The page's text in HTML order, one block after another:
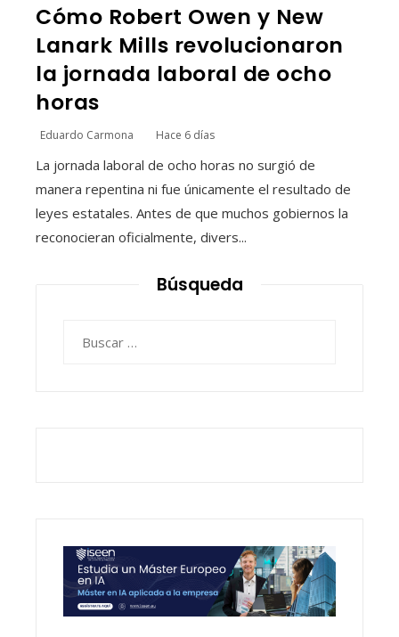
Cómo Robert Owen y New
Lanark Mills revolucionaron
la jornada laboral de ocho
horas
Eduardo Carmona Hace 6 días
La jornada laboral de ocho horas no surgió de
manera repentina ni fue únicamente el resultado de
leyes estatales. Antes de que muchos gobiernos la
reconocieran oficialmente, divers...
Búsqueda